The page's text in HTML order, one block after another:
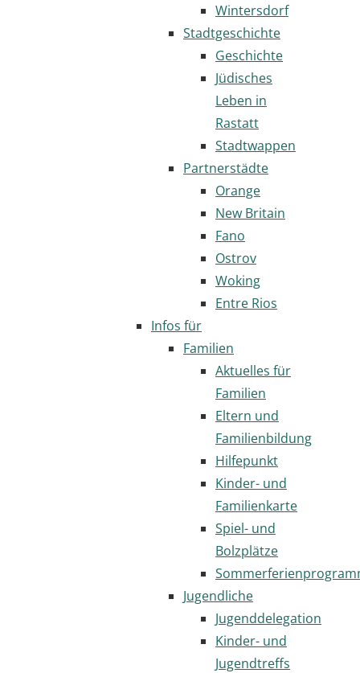
Wintersdorf
Stadtgeschichte
Geschichte
Jüdisches
Leben in
Rastatt
Stadtwappen
Partnerstädte
Orange
New Britain
Fano
Ostrov
Woking
Entre Rios
Infos für
Familien
Aktuelles für
Familien
Eltern und
Familienbildung
Hilfepunkt
Kinder- und
Familienkarte
Spiel- und
Bolzplätze
Jugendliche
Jugenddelegation
Kinder- und
Jugendtreffs